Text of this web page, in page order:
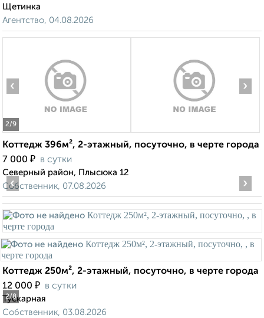
Щетинка
Агентство, 04.08.2026
2/9
‹ ›
Коттедж 396м², 2-этажный, посуточно, в черте города
7 000 ₽ в сутки
Северный район, Плысюка 12
Собственник, 07.08.2026
2/8
‹ ›
Коттедж 250м², 2-этажный, посуточно, в черте города
12 000 ₽ в сутки
Тускарная
Собственник, 03.08.2026